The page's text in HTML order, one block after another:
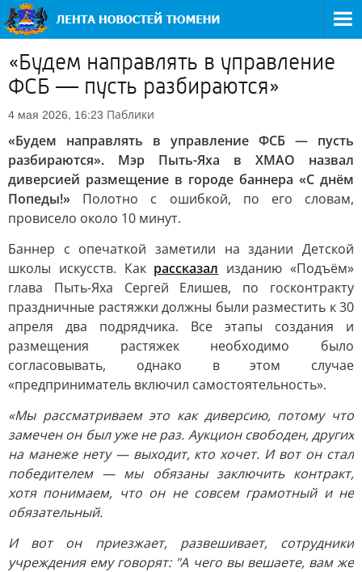
«Будем направлять в управление
ФСБ — пусть разбираются»
4 мая 2026, 16:23 Паблики
«Будем направлять в управление ФСБ — пусть
разбираются». Мэр Пыть-Яха в ХМАО назвал
диверсией размещение в городе баннера «С днём
Попеды!» Полотно с ошибкой, по его словам,
провисело около 10 минут.
Баннер с опечаткой заметили на здании Детской
школы искусств. Как рассказал изданию «Подъём»
глава Пыть-Яха Сергей Елишев, по госконтракту
праздничные растяжки должны были разместить к 30
апреля два подрядчика. Все этапы создания и
размещения растяжек необходимо было
согласовывать, однако в этом случае
«предприниматель включил самостоятельность».
«Мы рассматриваем это как диверсию, потому что
замечен он был уже не раз. Аукцион свободен, других
на манеже нету — выходит, кто хочет. И вот он стал
победителем — мы обязаны заключить контракт,
хотя понимаем, что он не совсем грамотный и не
обязательный.
И вот он приезжает, развешивает, сотрудники
учреждения ему говорят: "А чего вы вешаете, вам же